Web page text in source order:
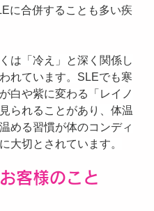
に合併することも多い疾
は「冷え」と深く関係し
れています。SLEでも寒
白や紫に変わる「レイノ
られることがあり、体温
める習慣が体のコンディ
大切とされています。
客様のこと